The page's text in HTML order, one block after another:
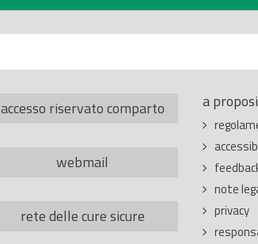
accesso riservato comparto
webmail
rete delle cure sicure
a
note
privacy